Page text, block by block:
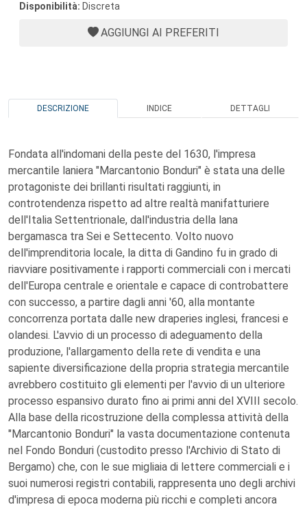
Disponibilità: Discreta
AGGIUNGI AI PREFERITI
DESCRIZIONE INDICE DETTAGLI
Fondata all'indomani della peste del 1630, l'impresa
mercantile laniera "Marcantonio Bonduri" è stata una delle
protagoniste dei brillanti risultati raggiunti, in
controtendenza rispetto ad altre realtà manifatturiere
dell'Italia Settentrionale, dall'industria della lana
bergamasca tra Sei e Settecento. Volto nuovo
dell'imprenditoria locale, la ditta di Gandino fu in grado di
riavviare positivamente i rapporti commerciali con i mercati
dell'Europa centrale e orientale e capace di controbattere
con successo, a partire dagli anni '60, alla montante
concorrenza portata dalle new draperies inglesi, francesi e
olandesi. L'avvio di un processo di adeguamento della
produzione, l'allargamento della rete di vendita e una
sapiente diversificazione della propria strategia mercantile
avrebbero costituito gli elementi per l'avvio di un ulteriore
processo espansivo durato fino ai primi anni del XVIII secolo.
Alla base della ricostruzione della complessa attività della
"Marcantonio Bonduri" la vasta documentazione contenuta
nel Fondo Bonduri (custodito presso l'Archivio di Stato di
Bergamo) che, con le sue migliaia di lettere commerciali e i
suoi numerosi registri contabili, rappresenta uno degli archivi
d'impresa di epoca moderna più ricchi e completi ancora